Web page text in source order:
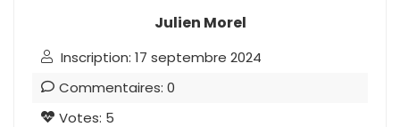
Julien Morel
Inscription: 17 septembre 2024
Commentaires: 0
Votes: 5